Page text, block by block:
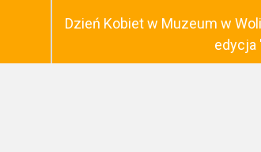
Dzień Kobiet w Muzeum w
edycja